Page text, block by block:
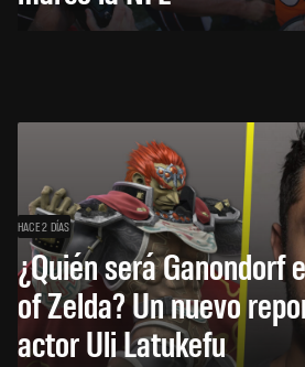
HACE 2 DÍAS
¿Quién será Ganondorf
of Zelda? Un nuevo
actor Uli Latukefu